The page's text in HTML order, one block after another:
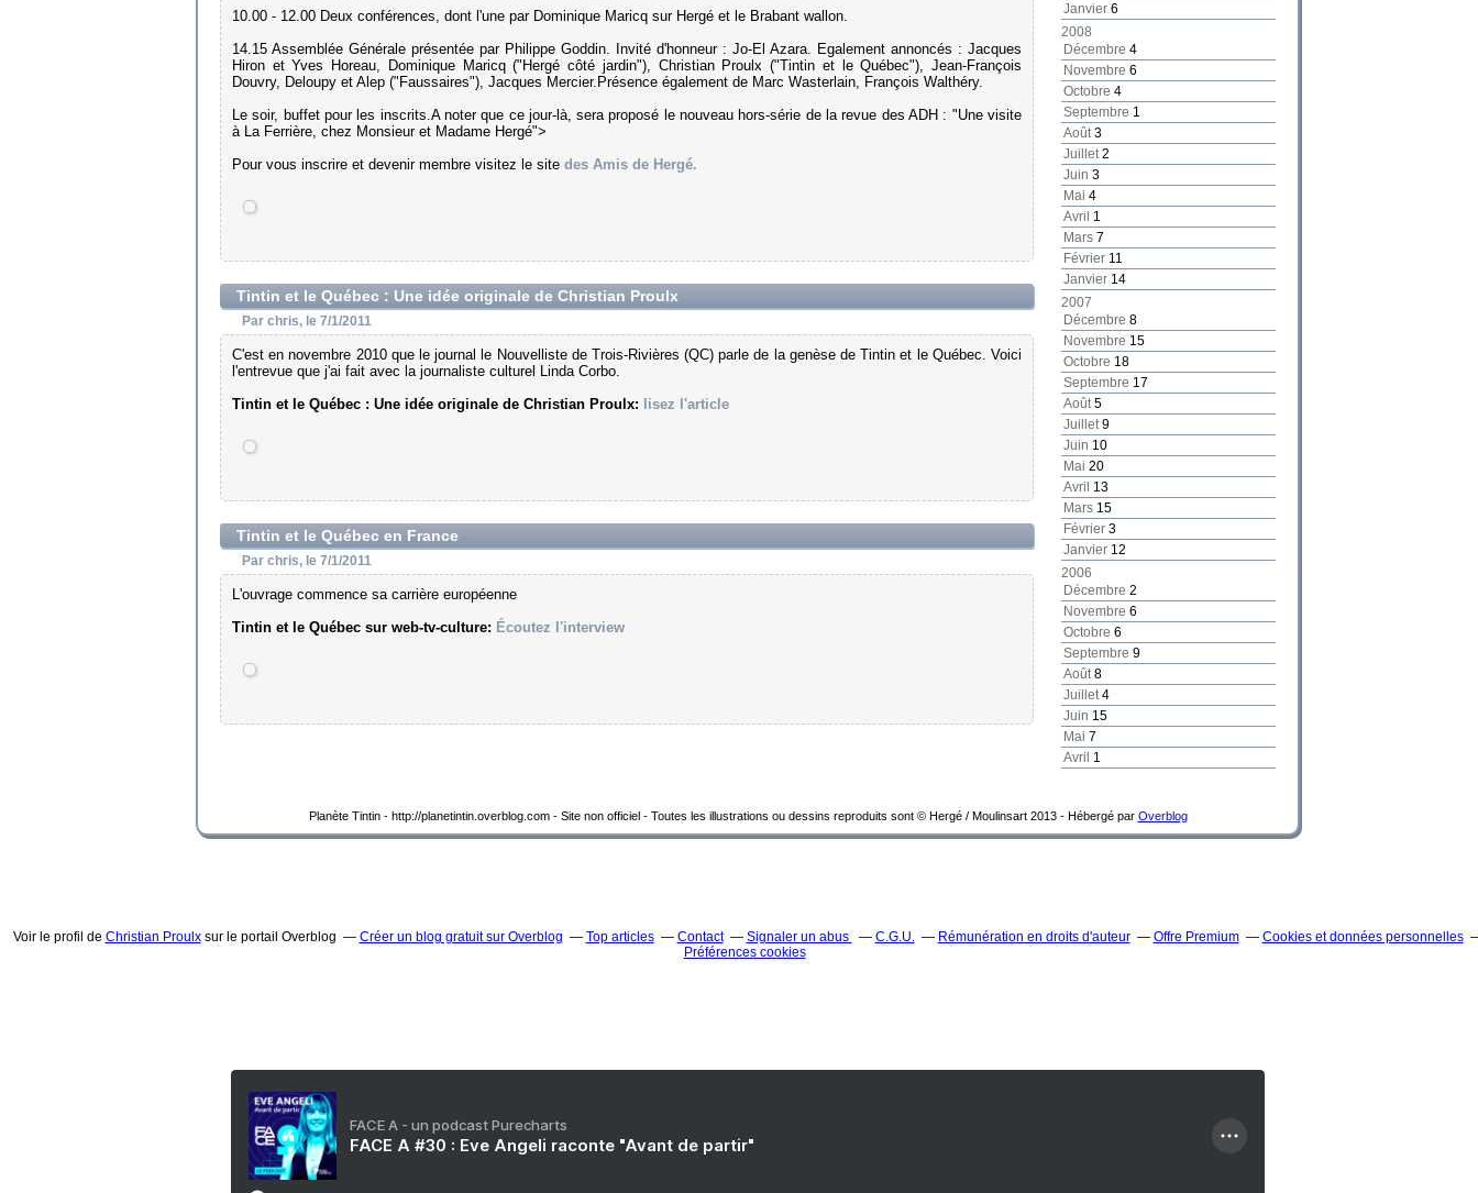
10.00 - 12.00 Deux conférences, dont l'une par Dominique Maricq sur Hergé et le Brabant wallon.
14.15 Assemblée Générale présentée par Philippe Goddin. Invité d'honneur : Jo-El Azara. Egalement annoncés : Jacques
Hiron et Yves Horeau, Dominique Maricq ("Hergé côté jardin"), Christian Proulx ("Tintin et le Québec"), Jean-François
Douvry, Deloupy et Alep ("Faussaires"), Jacques Mercier.Présence également de Marc Wasterlain, François Walthéry.
Le soir, buffet pour les inscrits.A noter que ce jour-là, sera proposé le nouveau hors-série de la revue des ADH : "Une visite
à La Ferrière, chez Monsieur et Madame Hergé">
Pour vous inscrire et devenir membre visitez le site des Amis de Hergé.
Tintin et le Québec : Une idée originale de Christian Proulx
Par chris, le 7/1/2011
C'est en novembre 2010 que le journal le Nouvelliste de Trois-Rivières (QC) parle de la genèse de Tintin et le Québec. Voici
l'entrevue que j'ai fait avec la journaliste culturel Linda Corbo.
Tintin et le Québec : Une idée originale de Christian Proulx:
lisez l'article
Tintin et le Québec en France
Par chris, le 7/1/2011
L'ouvrage commence sa carrière européenne
Tintin et le Québec sur web-tv-culture: Écoutez l'interview
Janvier 6
2008
Décembre 4
Novembre 6
Octobre 4
Septembre 1
Août 3
Juillet 2
Juin 3
Mai 4
Avril 1
Mars 7
Février 11
Janvier 14
2007
Décembre 8
Novembre 15
Octobre 18
Septembre 17
Août 5
Juillet 9
Juin 10
Mai 20
Avril 13
Mars 15
Février 3
Janvier 12
2006
Décembre 2
Novembre 6
Octobre 6
Septembre 9
Août 8
Juillet 4
Juin 15
Mai 7
Avril 1
Planète Tintin - http://planetintin.overblog.com - Site non officiel - Toutes les illustrations ou dessins reproduits sont © Hergé / Moulinsart 2013 - Hébergé par Overblog
Voir le profil de Christian Proulxsur le portail Overblog Créer un blog gratuit sur Overblog Top articles Contact Signaler un abus C.G.U. Rémunération en droits d'auteur Offre Premium
Cookies et données personnelles
Préférences cookies
FACE A - un podcast Purecharts
FACE A #30 : Eve Angeli raconte "Avant de partir"